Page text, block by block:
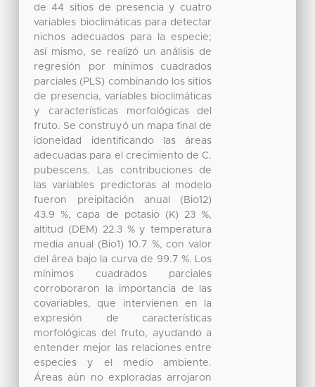
de 44 sitios de presencia y cuatro
variables bioclimáticas para detectar
nichos adecuados para la especie;
así mismo, se realizó un análisis de
regresión por mínimos cuadrados
parciales (PLS) combinando los sitios
de presencia, variables bioclimáticas
y características morfológicas del
fruto. Se construyó un mapa final de
idoneidad identificando las áreas
adecuadas para el crecimiento de C.
pubescens. Las contribuciones de
las variables predictoras al modelo
fueron preipitación anual (Bio12)
43.9 %, capa de potasio (K) 23 %,
altitud (DEM) 22.3 % y temperatura
media anual (Bio1) 10.7 %, con valor
del área bajo la curva de 99.7 %. Los
mínimos cuadrados parciales
corroboraron la importancia de las
covariables, que intervienen en la
expresión de características
morfológicas del fruto, ayudando a
entender mejor las relaciones entre
especies y el medio ambiente.
Áreas aún no exploradas arrojaron